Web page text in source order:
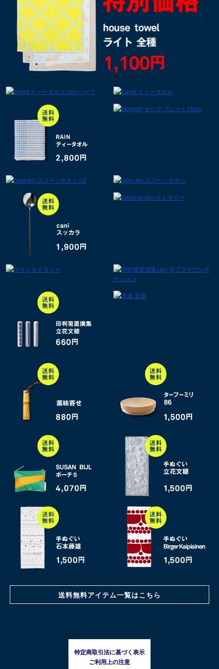
送料無料アイテム一覧はこちら
特定商取引法に基づく表示
ご利用上の注意